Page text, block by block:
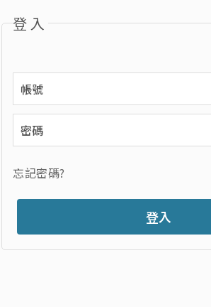
登入
忘記密碼?